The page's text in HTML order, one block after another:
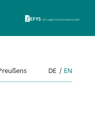
DE | EN